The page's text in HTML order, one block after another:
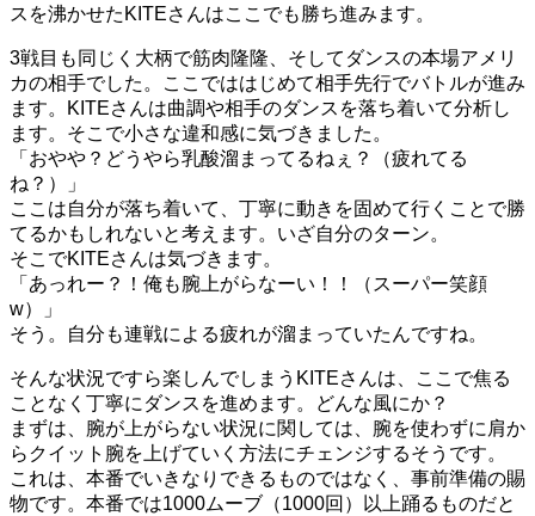
スを沸かせた KITEさんはここでも勝ち進みます。
3戦目も同じく大柄で筋肉隆隆、そしてダンスの本場アメリ
カの相手でした。ここでははじめて相手先行でバトルが進み
ます。KITEさんは曲調や相手のダンスを落ち着いて分析し
ます。そこで小さな違和感に気づきました。
「おやや？どうやら乳酸溜まってるねぇ？（疲れてる
ね？）」
ここは自分が落ち着いて、丁寧に動きを固めて行くことで勝
てるかもしれないと考えます。いざ自分のターン。
そこでKITEさんは気づきます。
「あっれー？！俺も腕上がらなーい！！（スーパー笑顔
w）」
そう。自分も連戦による疲れが溜まっていたんですね。
そんな状況ですら楽しんでしまうKITEさんは、ここで焦る
ことなく丁寧にダンスを進めます。どんな風にか？
まずは、腕が上がらない状況に関しては、腕を使わずに肩か
らクイット腕を上げていく方法にチェンジするそうです。
これは、本番でいきなりできるものではなく、事前準備の賜
物です。本番では1000ムーブ（1000回）以上踊るものだと